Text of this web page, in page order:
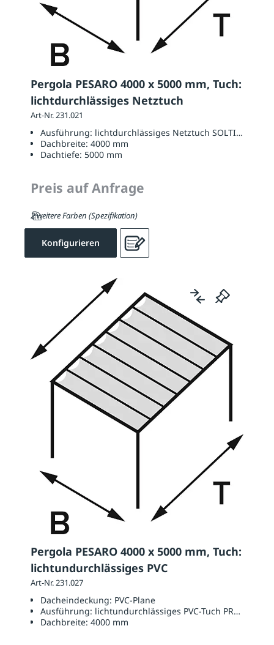
Pergola PESARO 4000 x 5000 mm, Tuch:
lichtdurchlässiges Netztuch
Art-Nr. 231.021
Ausführung: lichtdurchlässiges Netztuch SOLTIS W96
Dachbreite: 4000 mm
Dachtiefe: 5000 mm
Preis auf Anfrage
2 weitere Farben (Spezifikation)
Konfigurieren
Pergola PESARO 4000 x 5000 mm, Tuch:
lichtundurchlässiges PVC
Art-Nr. 231.027
Dacheindeckung: PVC-Plane
Ausführung: lichtundurchlässiges PVC-Tuch
Dachbreite: 4000 mm